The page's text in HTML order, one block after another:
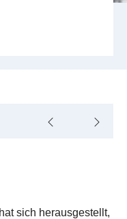
sich herausgestellt,